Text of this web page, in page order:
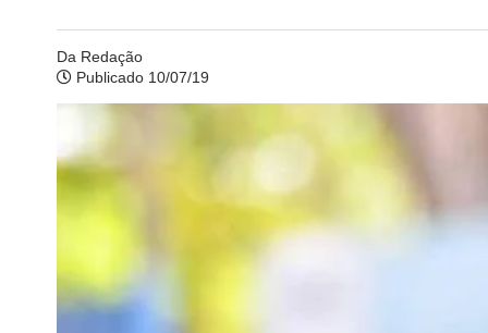
Da Redação
Publicado 10/07/19